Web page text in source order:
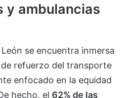
y ambulancias
se encuentra inmersa
refuerzo del transporte
enfocado en la equidad
hecho, el 62% de las